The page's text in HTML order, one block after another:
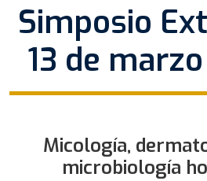
Simposio
13 de
Micología,
microbiología